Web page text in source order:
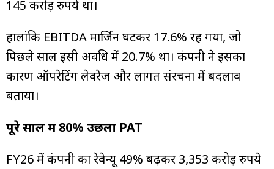
145 करोड़ रुपये था।
हालांकि EBITDA मार्जिन घटकर 17.6% रह गया, जो
पिछले साल इसी अवधि में 20.7% था। कंपनी ने इसका
कारण ऑपरेटिंग लेवरेज और लागत संरचना में बदलाव
बताया।
पूरे साल में 80% उछला PAT
FY26 में कंपनी का रेवेन्यू 49% बढ़कर 3,353 करोड़ रुपये